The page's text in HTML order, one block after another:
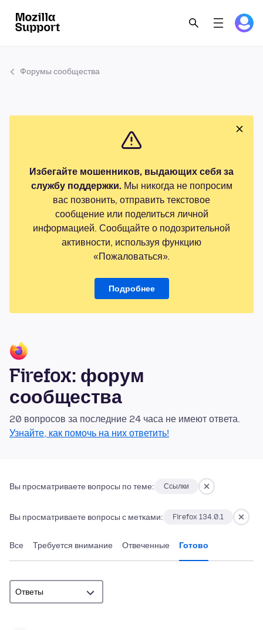
Форумы сообщества
Избегайте мошенников, выдающих себя за
службу поддержки.Мы никогда не попросим
вас позвонить, отправить текстовое
сообщение или поделиться личной
информацией. Сообщайте о подозрительной
активности, используя функцию
«Пожаловаться».
Подробнее
Firefox: форум
сообщества
20 вопросов за последние 24 часа не имеют ответа.
Узнайте, как помочь на них ответить!
Вы просматриваете вопросы по теме: Ссылки
Вы просматриваете вопросы с метками: Firefox 134.0.1
Все Требуется внимание Отвеченные Готово